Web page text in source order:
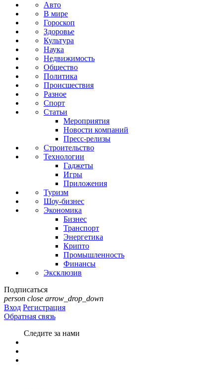
Авто
В мире
Гороскоп
Здоровье
Культура
Наука
Недвижимость
Общество
Политика
Происшествия
Разное
Спорт
Статьи
Мероприятия
Новости компаний
Пресс-релизы
Строительство
Технологии
Гаджеты
Игры
Приложения
Туризм
Шоу-бизнес
Экономика
Бизнес
Транспорт
Энергетика
Крипто
Промышленность
Финансы
Эксклюзив
Подписаться
person close arrow_drop_down
Вход Регистрация
Обратная связь
Следите за нами